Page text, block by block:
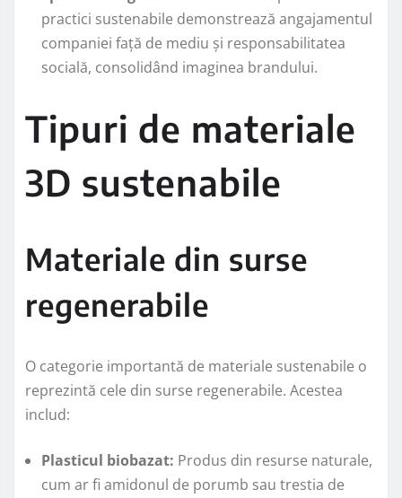
practici sustenabile demonstrează angajamentul
companiei față de mediu și responsabilitatea
socială, consolidând imaginea brandului.
Tipuri de materiale
3D sustenabile
Materiale din surse
regenerabile
O categorie importantă de materiale sustenabile o
reprezintă cele din surse regenerabile. Acestea
includ:
Plasticul biobazat: Produs din resurse naturale,
cum ar fi amidonul de porumb sau trestia de